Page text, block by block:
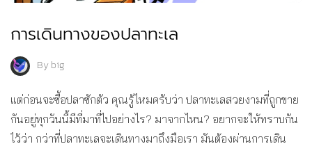
การเดินทางของปลาทะเล
Bybig
แต่ก่อนจะซื้อปลาซักตัว คุณรู้ไหมครับว่า ปลาทะเลสวยงามที่ถูกขาย
กันอยู่ทุกวันนี้มีที่มาที่ไปอย่างไร? มาจากไหน? อยากจะให้ทราบกัน
ไว้ว่า กว่าที่ปลาทะเลจะเดินทางมาถึงมือเรา มันต้องผ่านการเดิน